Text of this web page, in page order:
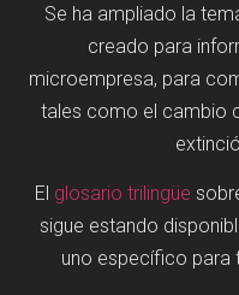
Se ha ampliado la
creado para
microempresa, para
tales como el cambio
El glosario trilingüe
sigue estando
uno específico para